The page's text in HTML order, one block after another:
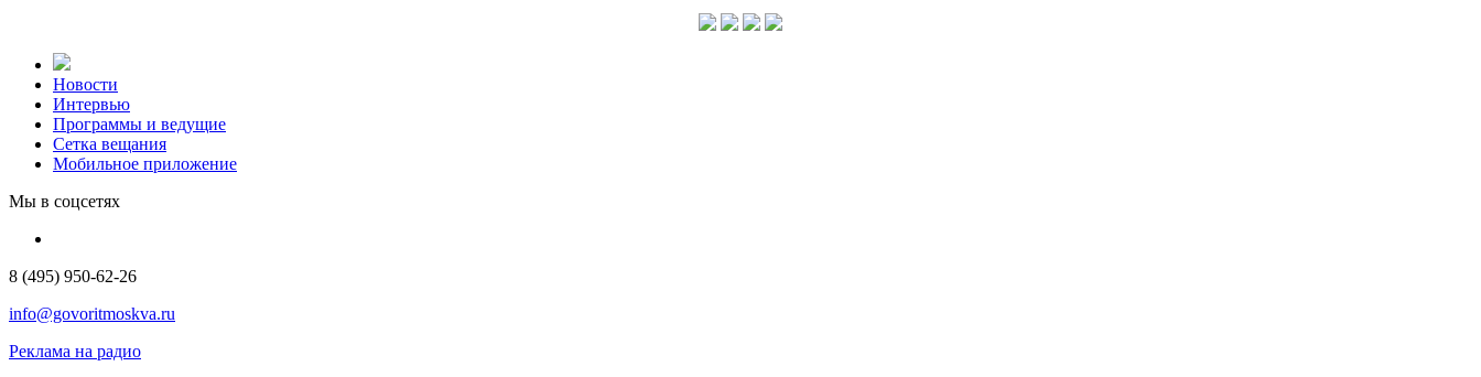
Новости
Интервью
Программы и ведущие
Сетка вещания
Мобильное приложение
Мы в соцсетях
8 (495) 950-62-26
info@govoritmoskva.ru
Реклама на радио